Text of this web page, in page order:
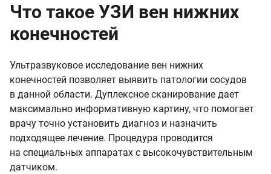
Что такое УЗИ вен нижних
конечностей
Ультразвуковое исследование вен нижних
конечностей позволяет выявить патологии сосудов
в данной области. Дуплексное сканирование дает
максимально информативную картину, что помогает
врачу точно установить диагноз и назначить
подходящее лечение. Процедура проводится
на специальных аппаратах с высокочувствительным
датчиком.